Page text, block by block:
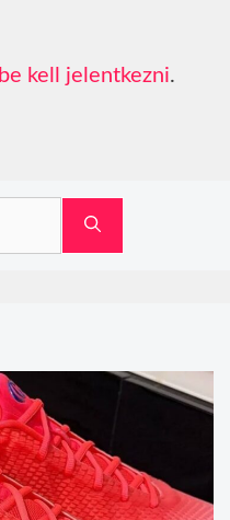
be kell jelentkezni.